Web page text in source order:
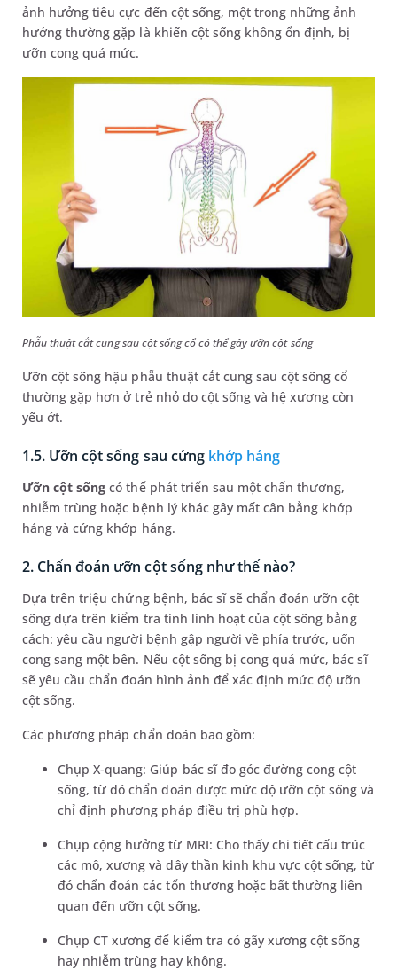
ảnh hưởng tiêu cực đến cột sống, một trong những ảnh
hưởng thường gặp là khiến cột sống không ổn định, bị
ưỡn cong quá mức.
Phẫu thuật cắt cung sau cột sống cổ có thể gây ưỡn cột sống
Ưỡn cột sống hậu phẫu thuật cắt cung sau cột sống cổ
thường gặp hơn ở trẻ nhỏ do cột sống và hệ xương còn
yếu ớt.
1.5. Ưỡn cột sống sau cứng khớp háng
Ưỡn cột sống có thể phát triển sau một chấn thương,
nhiễm trùng hoặc bệnh lý khác gây mất cân bằng khớp
háng và cứng khớp háng.
2. Chẩn đoán ưỡn cột sống như thế nào?
Dựa trên triệu chứng bệnh, bác sĩ sẽ chẩn đoán ưỡn cột
sống dựa trên kiểm tra tính linh hoạt của cột sống bằng
cách: yêu cầu người bệnh gập người về phía trước, uốn
cong sang một bên. Nếu cột sống bị cong quá mức, bác sĩ
sẽ yêu cầu chẩn đoán hình ảnh để xác định mức độ ưỡn
cột sống.
Các phương pháp chẩn đoán bao gồm:
Chụp X-quang: Giúp bác sĩ đo góc đường cong cột
sống, từ đó chẩn đoán được mức độ ưỡn cột sống và
chỉ định phương pháp điều trị phù hợp.
Chụp cộng hưởng từ MRI: Cho thấy chi tiết cấu trúc
các mô, xương và dây thần kinh khu vực cột sống, từ
đó chẩn đoán các tổn thương hoặc bất thường liên
quan đến ưỡn cột sống.
Chụp CT xương để kiểm tra có gãy xương cột sống
hay nhiễm trùng hay không.